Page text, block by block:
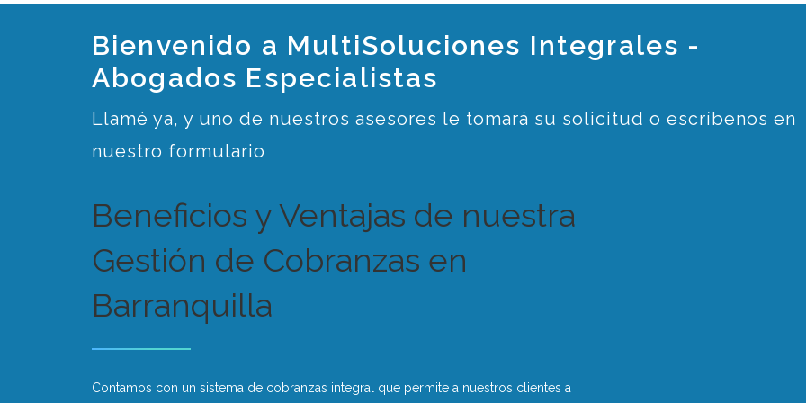
Bienvenido a MultiSoluciones Integrales -
Abogados Especialistas
Llamé ya, y uno de nuestros asesores le tomará su solicitud o escríbenos en
nuestro formulario
Beneficios y Ventajas de nuestra
Gestión de Cobranzas en
Barranquilla
Contamos con un sistema de cobranzas integral que permite a nuestros clientes a